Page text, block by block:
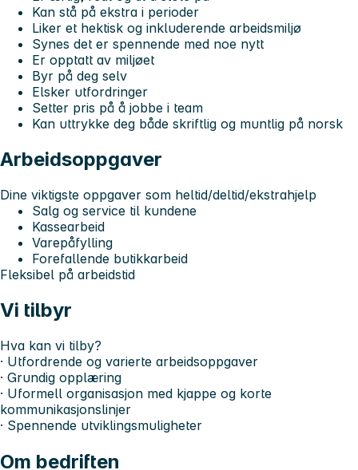
Kan stå på ekstra i perioder
Liker et hektisk og inkluderende arbeidsmiljø
Synes det er spennende med noe nytt
Er opptatt av miljøet
Byr på deg selv
Elsker utfordringer
Setter pris på å jobbe i team
Kan uttrykke deg både skriftlig og muntlig på norsk
Arbeidsoppgaver
Dine viktigste oppgaver som heltid/deltid/ekstrahjelp
Salg og service til kundene
Kassearbeid
Varepåfylling
Forefallende butikkarbeid
Fleksibel på arbeidstid
Vi tilbyr
Hva kan vi tilby?
· Utfordrende og varierte arbeidsoppgaver
· Grundig opplæring
· Uformell organisasjon med kjappe og korte
kommunikasjonslinjer
· Spennende utviklingsmuligheter
Om bedriften